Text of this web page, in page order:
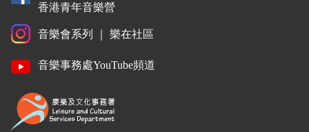
香港青年音樂營
音樂會系列 樂在社區
音樂事務處YouTube頻道